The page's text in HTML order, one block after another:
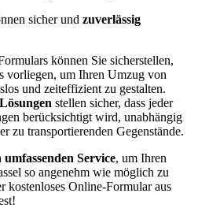
sicher und zuverlässig
können Sie sicherstellen,
vorliegen, um Ihren Umzug von
und zeiteffizient zu gestalten.
stellen sicher, dass jeder
berücksichtigt wird, unabhängig
zu transportierenden Gegenstände.
umfassenden Service, um Ihren
so angenehm wie möglich zu
kostenloses Online-Formular aus